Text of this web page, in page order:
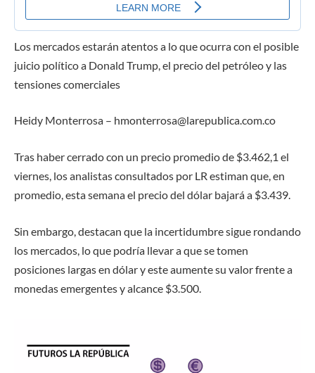
Los mercados estarán atentos a lo que ocurra con el posible
juicio político a Donald Trump, el precio del petróleo y las
tensiones comerciales
Heidy Monterrosa – hmonterrosa@larepublica.com.co
Tras haber cerrado con un precio promedio de $3.462,1 el
viernes, los analistas consultados por LR estiman que, en
promedio, esta semana el precio del dólar bajará a $3.439.
Sin embargo, destacan que la incertidumbre sigue rondando
los mercados, lo que podría llevar a que se tomen
posiciones largas en dólar y este aumente su valor frente a
monedas emergentes y alcance $3.500.